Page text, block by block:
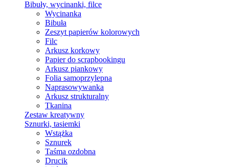
Bibuły, wycinanki, filce
Wycinanka
Bibuła
Zeszyt papierów kolorowych
Filc
Arkusz korkowy
Papier do scrapbookingu
Arkusz piankowy
Folia samoprzylepna
Naprasowywanka
Arkusz strukturalny
Tkanina
Zestaw kreatywny
Sznurki, tasiemki
Wstążka
Sznurek
Taśma ozdobna
Drucik